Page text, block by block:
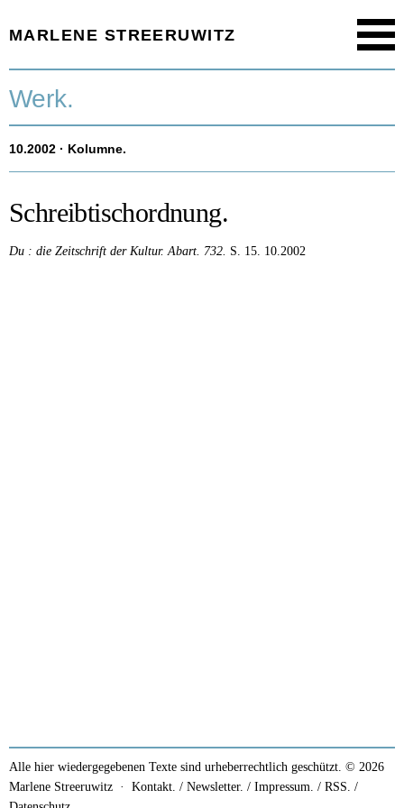
MARLENE STREERUWITZ
Timeline.
Texte.
Aktuell.
Werk.
10.2002 · Kolumne.
Schreibtischordnung.
Du : die Zeitschrift der Kultur. Abart. 732. S. 15. 10.2002
Alle hier wiedergegebenen Texte sind urheberrechtlich geschützt. © 2026
Marlene Streeruwitz · Kontakt. / Newsletter. / Impressum. / RSS. /